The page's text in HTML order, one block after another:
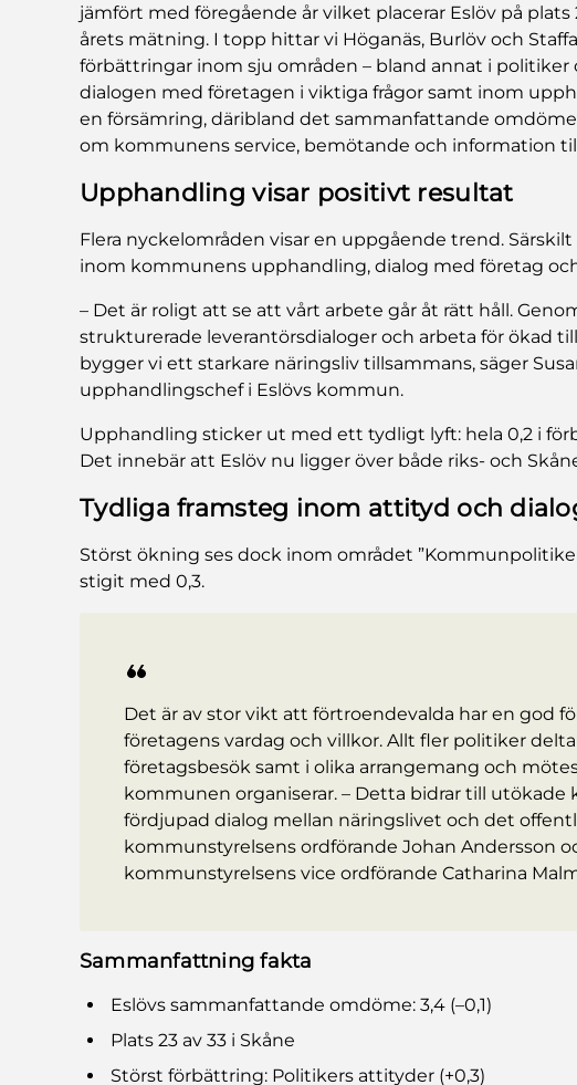
jämfört med föregående år vilket placerar Eslöv på plats
årets mätning. I topp hittar vi Höganäs, Burlöv och
förbättringar inom sju områden – bland annat i
dialogen med företagen i viktiga frågor samt inom
en försämring, däribland det sammanfattande
om kommunens service, bemötande och information
Upphandling visar positivt resultat
Flera nyckelområden visar en uppgående trend.
inom kommunens upphandling, dialog med företag
– Det är roligt att se att vårt arbete går åt rätt håll.
strukturerade leverantörsdialoger och arbeta för ökad
bygger vi ett starkare näringsliv tillsammans, säger
upphandlingschef i Eslövs kommun.
Upphandling sticker ut med ett tydligt lyft: hela 0,2 i
Det innebär att Eslöv nu ligger över både riks- och
Tydliga framsteg inom attityd och
Störst ökning ses dock inom området
stigit med 0,3.
Det är av stor vikt att förtroendevalda har en god
företagens vardag och villkor. Allt fler politiker
företagsbesök samt i olika arrangemang och
kommunen organiserar. – Detta bidrar till utökade
fördjupad dialog mellan näringslivet och det
kommunstyrelsens ordförande Johan Andersson
kommunstyrelsens vice ordförande Catharina
Sammanfattning fakta
Eslövs sammanfattande omdöme: 3,4 (–0,1)
Plats 23 av 33 i Skåne
Störst förbättring: Politikers attityder (+0,3)